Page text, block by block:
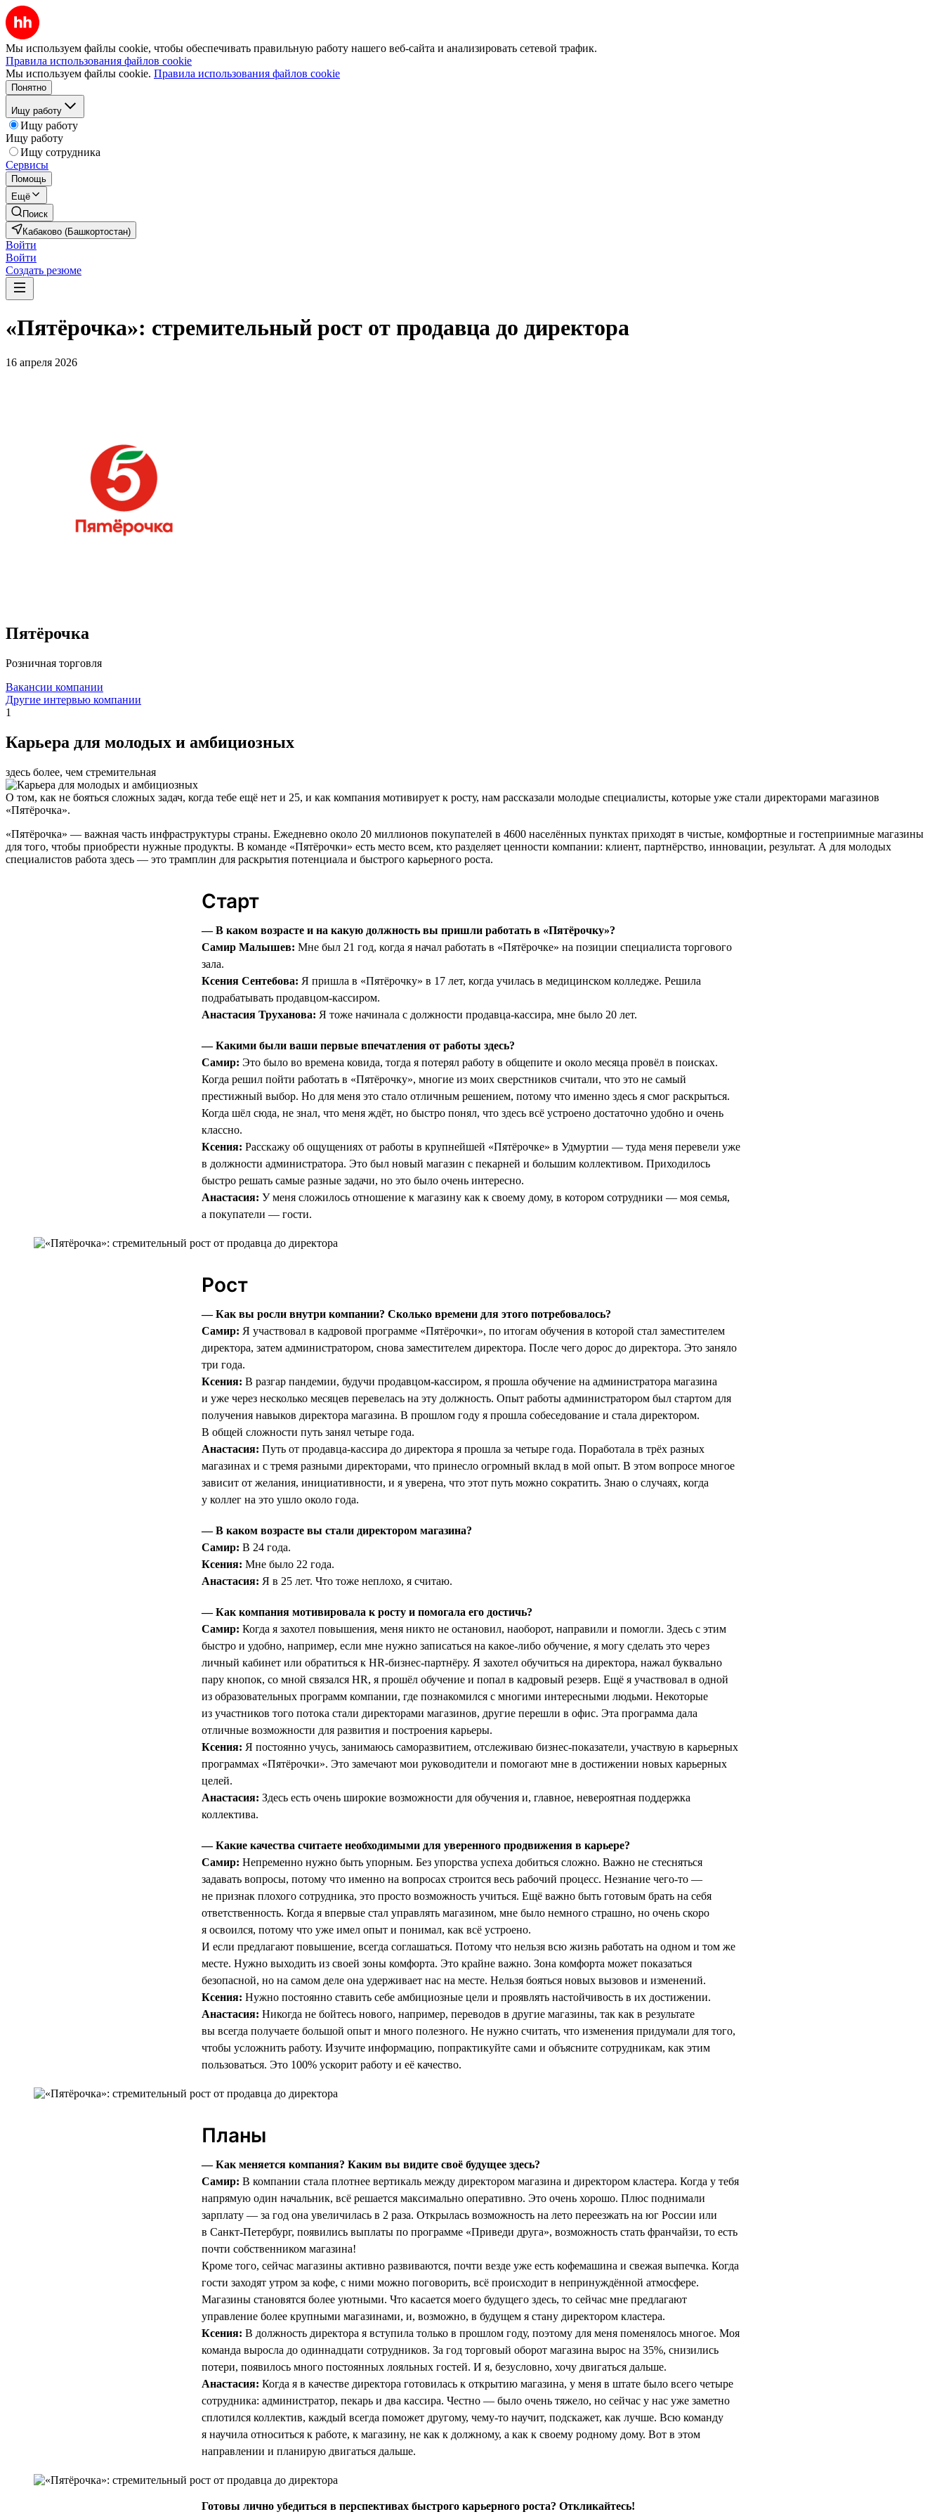
Мы используем файлы cookie, чтобы обеспечивать правильную работу нашего веб-сайта и анализировать сетевой трафик.
Правила использования файлов cookie
Мы используем файлы cookie. Правила использования файлов cookie
Понятно
Ищу работу
Ищу работу
Ищу работу
Ищу сотрудника
Сервисы
Помощь
Ещё
Поиск
Кабаково (Башкортостан)
Войти
Войти
Создать резюме
«Пятёрочка»: стремительный рост от продавца до директора
16 апреля 2026
Пятёрочка
Розничная торговля
Вакансии компании
Другие интервью компании
1
Карьера для молодых и амбициозных
здесь более, чем стремительная
О том, как не бояться сложных задач, когда тебе ещё нет и 25, и как компания мотивирует к росту, нам рассказали молодые специалисты, которые уже стали директорами магазинов
«Пятёрочка».
«Пятёрочка» — важная часть инфраструктуры страны. Ежедневно около 20 миллионов покупателей в 4600 населённых пунктах приходят в чистые, комфортные и гостеприимные магазины
для того, чтобы приобрести нужные продукты. В команде «Пятёрочки» есть место всем, кто разделяет ценности компании: клиент, партнёрство, инновации, результат. А для молодых
специалистов работа здесь — это трамплин для раскрытия потенциала и быстрого карьерного роста.
Старт
— В каком возрасте и на какую должность вы пришли работать в «Пятёрочку»?
Самир Малышев: Мне был 21 год, когда я начал работать в «Пятёрочке» на позиции специалиста торгового
зала.
Ксения Сентебова: Я пришла в «Пятёрочку» в 17 лет, когда училась в медицинском колледже. Решила
подрабатывать продавцом-кассиром.
Анастасия Труханова: Я тоже начинала с должности продавца-кассира, мне было 20 лет.
— Какими были ваши первые впечатления от работы здесь?
Самир: Это было во времена ковида, тогда я потерял работу в общепите и около месяца провёл в поисках.
Когда решил пойти работать в «Пятёрочку», многие из моих сверстников считали, что это не самый
престижный выбор. Но для меня это стало отличным решением, потому что именно здесь я смог раскрыться.
Когда шёл сюда, не знал, что меня ждёт, но быстро понял, что здесь всё устроено достаточно удобно и очень
классно.
Ксения: Расскажу об ощущениях от работы в крупнейшей «Пятёрочке» в Удмуртии — туда меня перевели уже
в должности администратора. Это был новый магазин с пекарней и большим коллективом. Приходилось
быстро решать самые разные задачи, но это было очень интересно.
Анастасия: У меня сложилось отношение к магазину как к своему дому, в котором сотрудники — моя семья,
а покупатели — гости.
Рост
— Как вы росли внутри компании? Сколько времени для этого потребовалось?
Самир: Я участвовал в кадровой программе «Пятёрочки», по итогам обучения в которой стал заместителем
директора, затем администратором, снова заместителем директора. После чего дорос до директора. Это заняло
три года.
Ксения: В разгар пандемии, будучи продавцом-кассиром, я прошла обучение на администратора магазина
и уже через несколько месяцев перевелась на эту должность. Опыт работы администратором был стартом для
получения навыков директора магазина. В прошлом году я прошла собеседование и стала директором.
В общей сложности путь занял четыре года.
Анастасия: Путь от продавца-кассира до директора я прошла за четыре года. Поработала в трёх разных
магазинах и с тремя разными директорами, что принесло огромный вклад в мой опыт. В этом вопросе многое
зависит от желания, инициативности, и я уверена, что этот путь можно сократить. Знаю о случаях, когда
у коллег на это ушло около года.
— В каком возрасте вы стали директором магазина?
Самир: В 24 года.
Ксения: Мне было 22 года.
Анастасия: Я в 25 лет. Что тоже неплохо, я считаю.
— Как компания мотивировала к росту и помогала его достичь?
Самир: Когда я захотел повышения, меня никто не остановил, наоборот, направили и помогли. Здесь с этим
быстро и удобно, например, если мне нужно записаться на какое-либо обучение, я могу сделать это через
личный кабинет или обратиться к HR-бизнес-партнёру. Я захотел обучиться на директора, нажал буквально
пару кнопок, со мной связался HR, я прошёл обучение и попал в кадровый резерв. Ещё я участвовал в одной
из образовательных программ компании, где познакомился с многими интересными людьми. Некоторые
из участников того потока стали директорами магазинов, другие перешли в офис. Эта программа дала
отличные возможности для развития и построения карьеры.
Ксения: Я постоянно учусь, занимаюсь саморазвитием, отслеживаю бизнес-показатели, участвую в карьерных
программах «Пятёрочки». Это замечают мои руководители и помогают мне в достижении новых карьерных
целей.
Анастасия: Здесь есть очень широкие возможности для обучения и, главное, невероятная поддержка
коллектива.
— Какие качества считаете необходимыми для уверенного продвижения в карьере?
Самир: Непременно нужно быть упорным. Без упорства успеха добиться сложно. Важно не стесняться
задавать вопросы, потому что именно на вопросах строится весь рабочий процесс. Незнание чего-то —
не признак плохого сотрудника, это просто возможность учиться. Ещё важно быть готовым брать на себя
ответственность. Когда я впервые стал управлять магазином, мне было немного страшно, но очень скоро
я освоился, потому что уже имел опыт и понимал, как всё устроено.
И если предлагают повышение, всегда соглашаться. Потому что нельзя всю жизнь работать на одном и том же
месте. Нужно выходить из своей зоны комфорта. Это крайне важно. Зона комфорта может показаться
безопасной, но на самом деле она удерживает нас на месте. Нельзя бояться новых вызовов и изменений.
Ксения: Нужно постоянно ставить себе амбициозные цели и проявлять настойчивость в их достижении.
Анастасия: Никогда не бойтесь нового, например, переводов в другие магазины, так как в результате
вы всегда получаете большой опыт и много полезного. Не нужно считать, что изменения придумали для того,
чтобы усложнить работу. Изучите информацию, попрактикуйте сами и объясните сотрудникам, как этим
пользоваться. Это 100% ускорит работу и её качество.
Планы
— Как меняется компания? Каким вы видите своё будущее здесь?
Самир: В компании стала плотнее вертикаль между директором магазина и директором кластера. Когда у тебя
напрямую один начальник, всё решается максимально оперативно. Это очень хорошо. Плюс поднимали
зарплату — за год она увеличилась в 2 раза. Открылась возможность на лето переезжать на юг России или
в Санкт-Петербург, появились выплаты по программе «Приведи друга», возможность стать франчайзи, то есть
почти собственником магазина!
Кроме того, сейчас магазины активно развиваются, почти везде уже есть кофемашина и свежая выпечка. Когда
гости заходят утром за кофе, с ними можно поговорить, всё происходит в непринуждённой атмосфере.
Магазины становятся более уютными. Что касается моего будущего здесь, то сейчас мне предлагают
управление более крупными магазинами, и, возможно, в будущем я стану директором кластера.
Ксения: В должность директора я вступила только в прошлом году, поэтому для меня поменялось многое. Моя
команда выросла до одиннадцати сотрудников. За год торговый оборот магазина вырос на 35%, снизились
потери, появилось много постоянных лояльных гостей. И я, безусловно, хочу двигаться дальше.
Анастасия: Когда я в качестве директора готовилась к открытию магазина, у меня в штате было всего четыре
сотрудника: администратор, пекарь и два кассира. Честно — было очень тяжело, но сейчас у нас уже заметно
сплотился коллектив, каждый всегда поможет другому, чему-то научит, подскажет, как лучше. Всю команду
я научила относиться к работе, к магазину, не как к должному, а как к своему родному дому. Вот в этом
направлении и планирую двигаться дальше.
Готовы лично убедиться в перспективах быстрого карьерного роста? Откликайтесь!